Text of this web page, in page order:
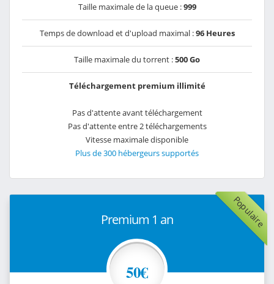
Taille maximale de la queue :999
Temps de download et d'upload maximal :96 Heures
Taille maximale du torrent :500 Go
Téléchargement premium illimité
Pas d'attente avant téléchargement
Pas d'attente entre 2 téléchargements
Vitesse maximale disponible
Plus de 300 hébergeurs supportés
Populaire
Premium 1 an
50€